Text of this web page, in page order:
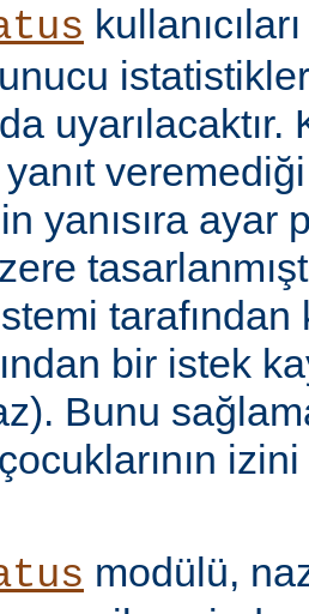
yanısıra ayar
tarafından
bir istek
Bunu
modülü,